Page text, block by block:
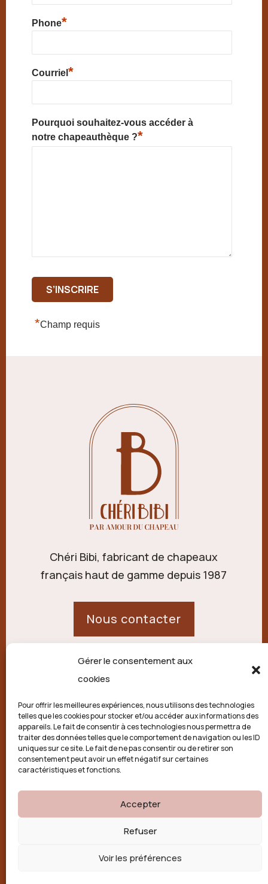
Gérer le consentement aux
cookies
Pour offrir les meilleures expériences, nous utilisons des technologies
telles que les cookies pour stocker et/ou accéder aux informations des
appareils. Le fait de consentir à ces technologies nous permettra de
traiter des données telles que le comportement de navigation ou les ID
uniques sur ce site. Le fait de ne pas consentir ou de retirer son
consentement peut avoir un effet négatif sur certaines
caractéristiques et fonctions.
Accepter
Refuser
Voir les préférences
Phone*
Courriel *
Pourquoi souhaitez-vous accéder à
notre chapeauthèque ?*
*Champ requis
Chéri Bibi, fabricant de chapeaux
français haut de gamme depuis 1987
Nous contacter
21 route de Palisse,
Politique de confidentialité
Conditions générales